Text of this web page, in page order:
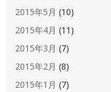
2015年5月 (10)
2015年4月 (11)
2015年3月 (7)
2015年2月 (8)
2015年1月 (7)